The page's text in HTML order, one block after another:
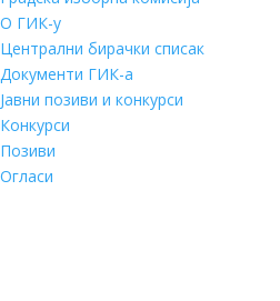
О ГИК-у
Централни бирачки списак
Документи ГИК-а
Јавни позиви и конкурси
Конкурси
Позиви
Огласи